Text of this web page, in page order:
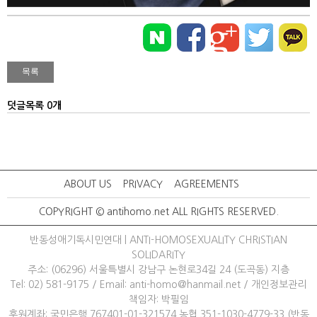
덧글목록 0개
ABOUT US PRIVACY AGREEMENTS
COPYRIGHT © antihomo.net ALL RIGHTS RESERVED.
반동성애기독시민연대 | ANTI-HOMOSEXUALITY CHRISTIAN
SOLIDARITY
주소: (06296) 서울특별시 강남구 논현로34길 24 (도곡동) 지층
Tel: 02) 581-9175 / Email: anti-homo@hanmail.net / 개인정보관리
책임자: 박필임
후원계좌: 국민은행 767401-01-321574 농협 351-1030-4779-33 (반동